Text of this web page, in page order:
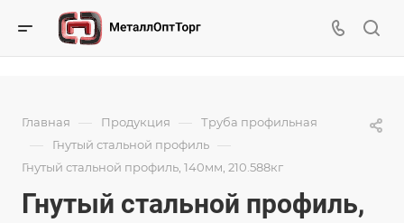
Главная — Продукция — Труба профильная
— Гнутый стальной профиль —
Гнутый стальной профиль, 140мм, 210.588кг
Гнутый стальной профиль,